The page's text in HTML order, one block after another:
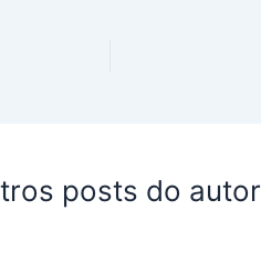
posts do autor